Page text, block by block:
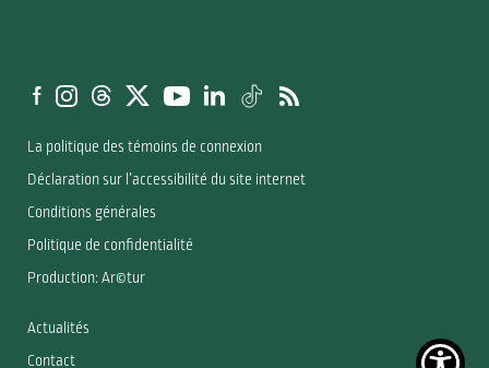
Contact
Actualités
La politique des témoins de connexion
Déclaration sur l’accessibilité du site internet
Conditions générales
Politique de confidentialité
Production: Ar©tur